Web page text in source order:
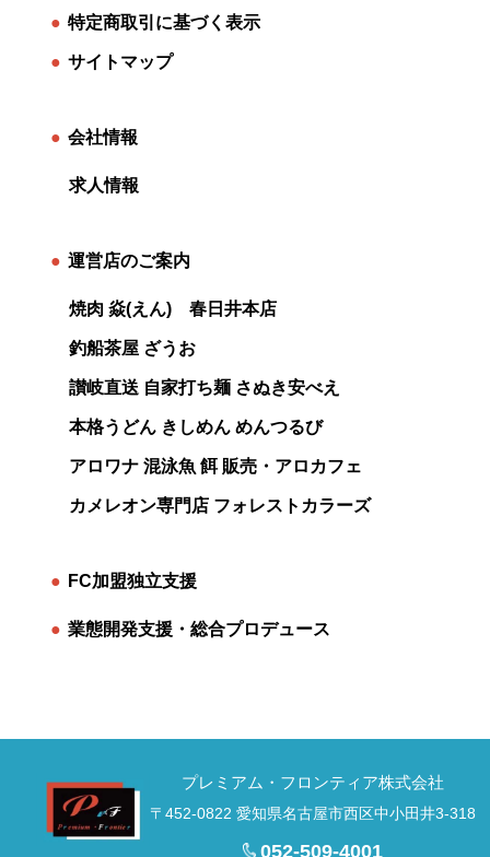
● 特定商取引に基づく表示
● サイトマップ
● 会社情報
求人情報
● 運営店のご案内
焼肉 焱(えん) 春日井本店
釣船茶屋 ざうお
讃岐直送 自家打ち麺 さぬき安べえ
本格うどん きしめん めんつるび
アロワナ 混泳魚 餌 販売・アロカフェ
カメレオン専門店 フォレストカラーズ
● FC加盟独立支援
● 業態開発支援・総合プロデュース
プレミアム・フロンティア株式会社
〒452-0822 愛知県名古屋市西区中小田井3-318
052-509-4001